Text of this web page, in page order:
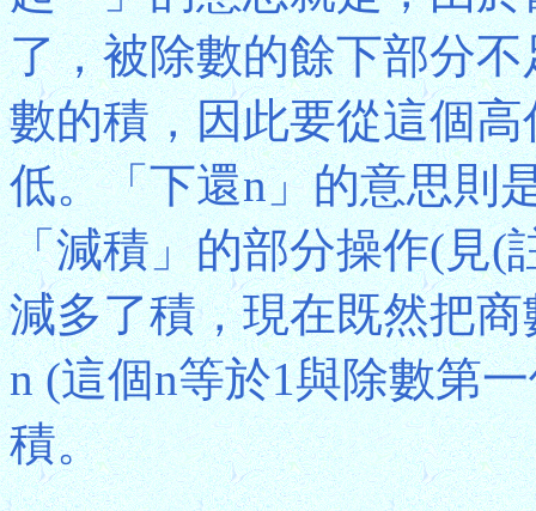
了，被除數的餘下部分
數的積，因此要從這個
低。「下還n」的意思則
「減積」的部分操作(見(
減多了積，現在既然把
n (這個n等於1與除數第
積。